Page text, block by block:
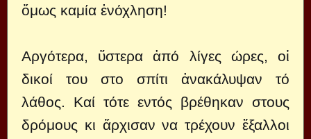
ὅμως καμία ἐνόχληση!
Αργότερα, ὕστερα ἀπό λίγες ώρες, οἱ
δικοί του στο σπίτι ἀνακάλυψαν τό
λάθος. Καί τότε εντός βρέθηκαν στους
δρόμους κι ἄρχισαν να τρέχουν ἔξαλλοι